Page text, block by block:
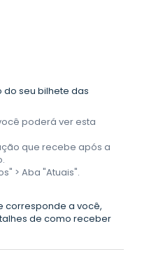
seu bilhete das
poderá ver esta
que recebe após a
> Aba "Atuais".
corresponde a você,
de como receber